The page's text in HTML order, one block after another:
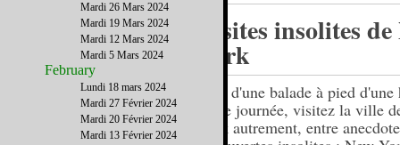
Visites insolites
York
Lors d'une balade à pied
d'une journée, visitez la ville
York autrement, entre
Mardi 26 Mars 2024
Mardi 19 Mars 2024
Mardi 12 Mars 2024
Mardi 5 Mars 2024
February
Lundi 18 mars 2024
Mardi 27 Février 2024
Mardi 20 Février 2024
Mardi 13 Février 2024